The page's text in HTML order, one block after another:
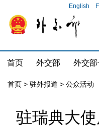
English
首页 外交部 外交部
首页 > 驻外报道 > 公众活动
驻瑞典大